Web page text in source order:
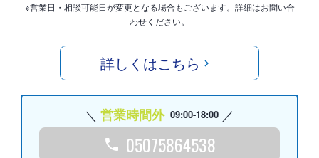
※営業日・相談可能日が変更となる場合もございます。詳細はお問い合
わせください。
詳しくはこちら
営業時間外 09:00-18:00
05075864538